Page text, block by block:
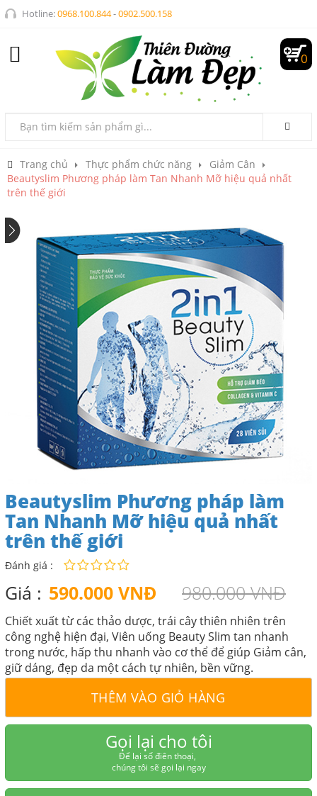
Hotline:0968.100.844-0902.500.158
0
Trang chủ Thực phẩm chức năng
Giảm Cân
Beautyslim Phương pháp làm Tan Nhanh Mỡ hiệu quả nhất
trên thế giới
Beautyslim Phương pháp làm
Tan Nhanh Mỡ hiệu quả nhất
trên thế giới
Đánh giá :
Giá : 590.000 VNĐ 980.000 VNĐ
Chiết xuất từ các thảo dược, trái cây thiên nhiên trên
công nghệ hiện đại, Viên uống Beauty Slim tan nhanh
trong nước, hấp thu nhanh vào cơ thể để giúp Giảm cân,
giữ dáng, đẹp da một cách tự nhiên, bền vững.
THÊM VÀO GIỎ HÀNG
Gọi lại cho tôi
Để lại số điên thoại,
chúng tôi sẽ gọi lại ngay